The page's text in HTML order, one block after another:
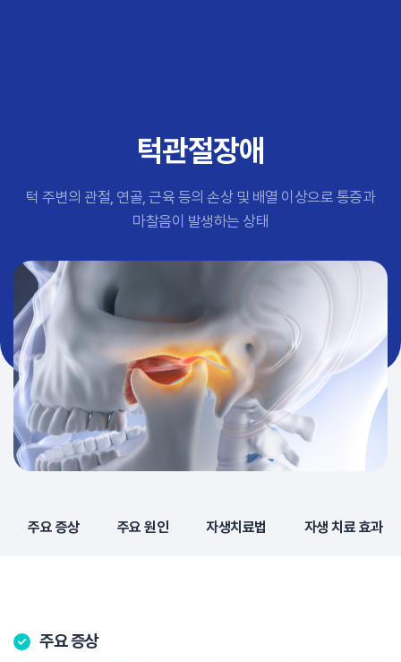
#교통사고후유증 #허리디스크
#추나요법
턱관절장애
턱 주변의 관절, 연골, 근육 등의 손상 및 배열 이상으로 통증과
마찰음이 발생하는 상태
주요 증상 주요 원인 자생치료법 자생 치료 효과
주요 증상